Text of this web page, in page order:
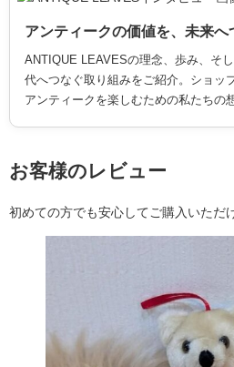
アンティークの価値を、未来へ
ANTIQUE LEAVESの理念、歩み、そ
代へつなぐ取り組みをご紹介。ショッ
アンティークを楽しむための私たちの
お客様のレビュー
初めての方でも安心してご購入いただ